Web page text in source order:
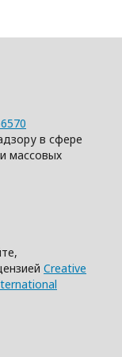
в сфере
массовых
Creative